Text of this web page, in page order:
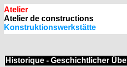
Atelier
Atelier de constructions
Konstruktionswerkstätte
Historique - Geschichtlicher